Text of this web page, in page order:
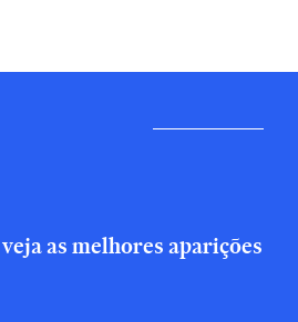
as melhores aparições